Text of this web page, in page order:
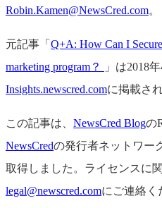
Robin.Kamen@NewsCred.com。
元記事「 Q+A: How Can I
marketing program？
」は2018
Insights.newscred.comに掲載さ
この記事は、 NewsCred Blogの
NewsCredの発行者ネットワー
取得しました。ライセンスに
legal@newscred.comにご連絡く